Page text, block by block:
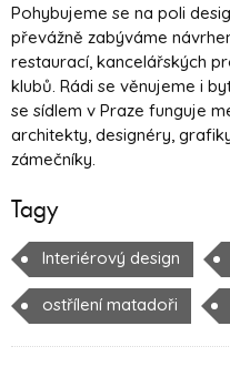
Pohybujeme se na poli
převážně zabýváme
restaurací, kancelářských
klubů. Rádi se věnujeme i
se sídlem v Praze funguje
architekty, designéry,
zámečníky.
Tagy
Interiérový design
ostřílení matadoři